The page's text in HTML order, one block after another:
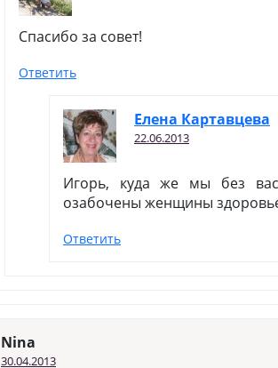
Спасибо за совет!
Ответить
Елена Картавцева
22.06.2013
Игорь, куда же мы без
озабочены женщины
Ответить
Nina
30.04.2013